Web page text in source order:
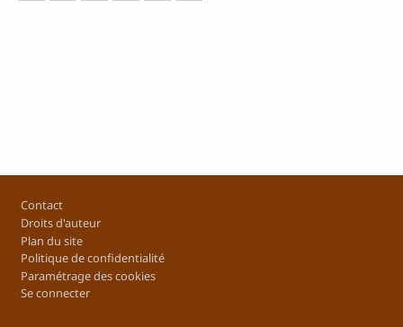
Footer
Contact
Droits d'auteur
Plan du site
Politique de confidentialité
Paramétrage des cookies
Se connecter